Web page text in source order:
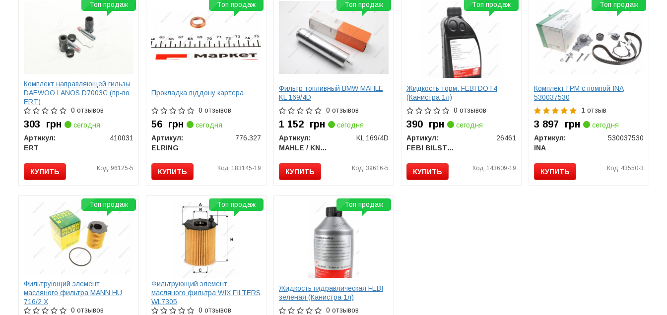
Комплект направляющей гильзы
DAEWOO LANOS D7003C (пр-во
ERT)
0 отзывов
303 грн
сегодня
Артикул:
410031
ERT
КУПИТЬ Код: 96125-5
Топ продаж
Прокладка піддону картера
0 отзывов
56 грн
сегодня
Артикул:
776.327
ELRING
КУПИТЬ Код: 183145-19
Топ продаж
Фильтр топливный BMW MAHLE
KL 169/4D
0 отзывов
1 152 грн
сегодня
Артикул:
KL 169/4D
MAHLE / KNECHT
КУПИТЬ Код: 39616-5
Топ продаж
Жидкость торм. FEBI DOT4
(Канистра 1л)
0 отзывов
390 грн
сегодня
Артикул:
26461
FEBI BILSTEIN
КУПИТЬ Код: 143609-19
Топ продаж
Комплект ГРМ с помпой INA
530037530
1 отзыв
3 897 грн
сегодня
Артикул:
530037530
INA
КУПИТЬ Код: 43550-3
Топ продаж
Фильтрующий элемент
масляного фильтра MANN HU
716/2 X
0 отзывов
Топ продаж
Фильтрующий элемент
масляного фильтра WIX FILTERS
WL7305
0 отзывов
Топ продаж
Жидкость гидравлическая FEBI
зеленая (Канистра 1л)
0 отзывов
Топ продаж